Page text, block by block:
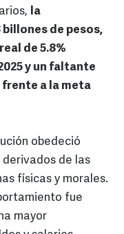
la
billones de pesos,
de 5.8%
y un faltante
frente a la meta
obedeció
derivados de las
físicas y morales.
fue
mayor